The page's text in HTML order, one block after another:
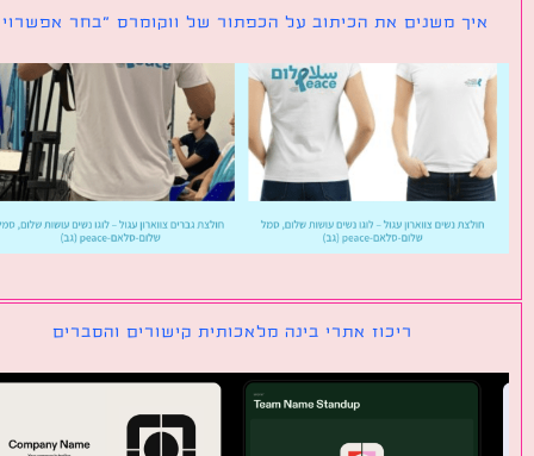
משנים את הכיתוב על הכפתור של ווקומרס ״בחר אפשרויות״
ריכוז אתרי בינה מלאכותית קישורים והסברים